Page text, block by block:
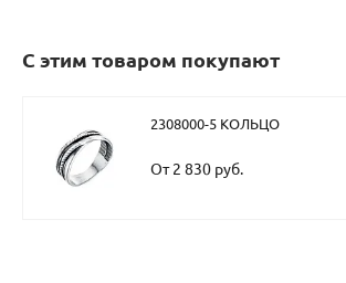
С этим товаром покупают
2308000-5 КОЛЬЦО
От 2 830 руб.